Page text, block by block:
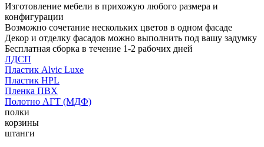
Изготовление мебели в прихожую любого размера и
конфигурации
Возможно сочетание нескольких цветов в одном фасаде
Декор и отделку фасадов можно выполнить под вашу задумку
Бесплатная сборка в течение 1-2 рабочих дней
ЛДСП
Пластик Alvic Luxe
Пластик HPL
Пленка ПВХ
Полотно АГТ (МДФ)
полки
корзины
штанги